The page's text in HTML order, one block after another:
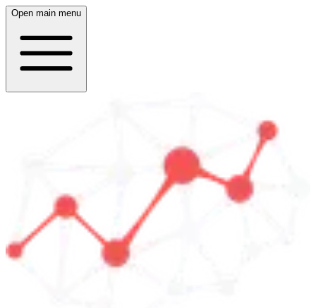
Open main menu